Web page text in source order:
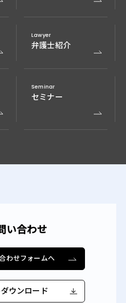
Lawyer
弁護士紹介
Seminar
セミナー
い合わせ
わせフォームへ
ウンロード